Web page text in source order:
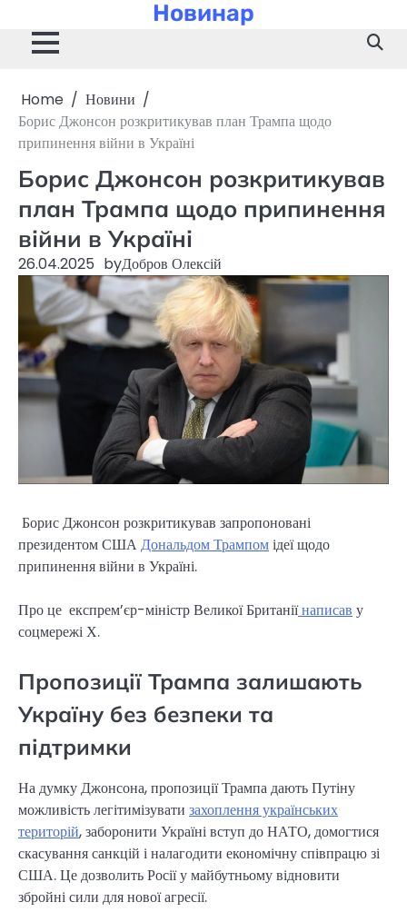
content
Новинар
Home
Новини
Борис Джонсон розкритикував план Трампа щодо
припинення війни в Україні
Борис Джонсон розкритикував
план Трампа щодо припинення
війни в Україні
26.04.2025 byДобров Олексій
Борис Джонсон розкритикував запропоновані
президентом СШАДональдом Трампомідеї щодо
припинення війни в Україні.
Про це експрем’єр-міністр Великої Британіїнаписав у
соцмережі Х.
Пропозиції Трампа залишають
Україну без безпеки та
підтримки
На думку Джонсона, пропозиції Трампа дають Путіну
можливість легітимізувати захоплення українських
територій, заборонити Україні вступ до НАТО, домогтися
скасування санкцій і налагодити економічну співпрацю зі
США. Це дозволить Росії у майбутньому відновити
збройні сили для нової агресії.